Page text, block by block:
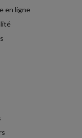
en ligne